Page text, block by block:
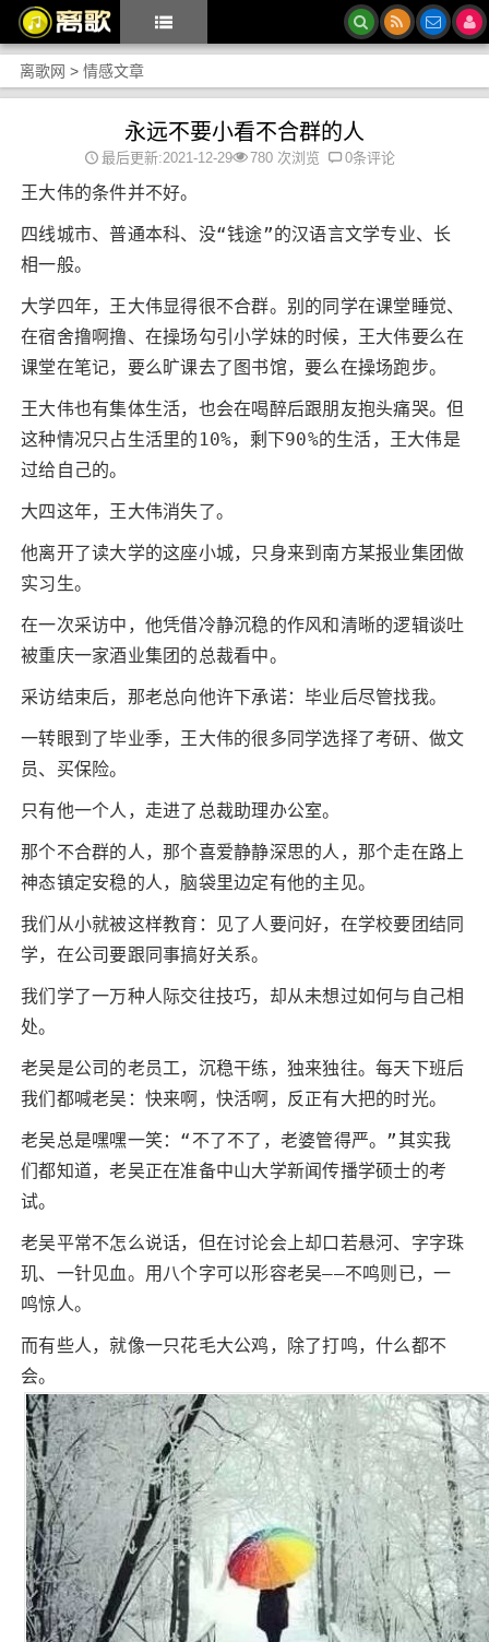
离歌网 > 情感文章
永远不要小看不合群的人
最后更新:2021-12-29 780 次浏览 0条评论
王大伟的条件并不好。
四线城市、普通本科、没“钱途”的汉语言文学专业、长
相一般。
大学四年，王大伟显得很不合群。别的同学在课堂睡觉、
在宿舍撸啊撸、在操场勾引小学妹的时候，王大伟要么在
课堂在笔记，要么旷课去了图书馆，要么在操场跑步。
王大伟也有集体生活，也会在喝醉后跟朋友抱头痛哭。但
这种情况只占生活里的10%，剩下90%的生活，王大伟是
过给自己的。
大四这年，王大伟消失了。
他离开了读大学的这座小城，只身来到南方某报业集团做
实习生。
在一次采访中，他凭借冷静沉稳的作风和清晰的逻辑谈吐
被重庆一家酒业集团的总裁看中。
采访结束后，那老总向他许下承诺：毕业后尽管找我。
一转眼到了毕业季，王大伟的很多同学选择了考研、做文
员、买保险。
只有他一个人，走进了总裁助理办公室。
那个不合群的人，那个喜爱静静深思的人，那个走在路上
神态镇定安稳的人，脑袋里边定有他的主见。
我们从小就被这样教育：见了人要问好，在学校要团结同
学，在公司要跟同事搞好关系。
我们学了一万种人际交往技巧，却从未想过如何与自己相
处。
老吴是公司的老员工，沉稳干练，独来独往。每天下班后
我们都喊老吴：快来啊，快活啊，反正有大把的时光。
老吴总是嘿嘿一笑：“不了不了，老婆管得严。”其实我
们都知道，老吴正在准备中山大学新闻传播学硕士的考
试。
老吴平常不怎么说话，但在讨论会上却口若悬河、字字珠
玑、一针见血。用八个字可以形容老吴——不鸣则已，一
鸣惊人。
而有些人，就像一只花毛大公鸡，除了打鸣，什么都不
会。